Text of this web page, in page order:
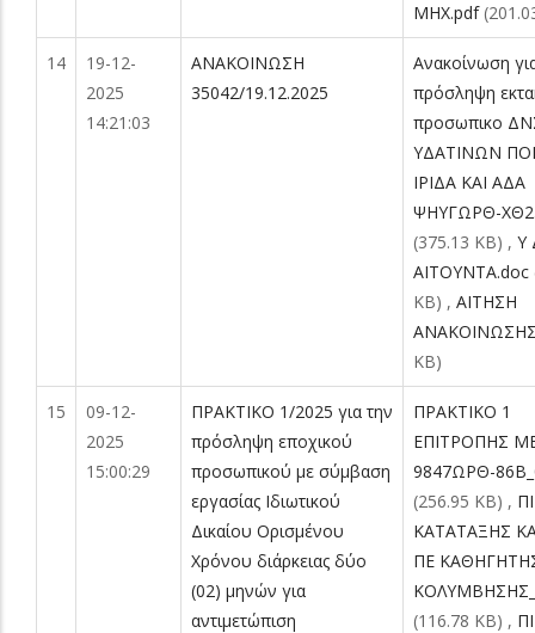
ΜΗΧ.pdf
14
19-12-
2025
14:21:03
ΑΝΑΚΟΙΝΩΣΗ
35042/19.12.2025
Ανακοίνωση
πρόσληψη
προσωπικο
ΥΔΑΤΙΝΩΝ
ΙΡΙΔΑ ΚΑΙ ΑΔΑ
ΨΗΥΓΩΡΘ-
(375.13 KB) , Υ
AITOYNTA.doc
KB) , ΑΙΤΗΣΗ
KB)
15
09-12-
2025
15:00:29
ΠΡΑΚΤΙΚΟ 1/2025 για την
πρόσληψη εποχικού
προσωπικού με σύμβαση
εργασίας Ιδιωτικού
Δικαίου Ορισμένου
Χρόνου διάρκειας δύο
(02) μηνών για
αντιμετώπιση
ΠΡΑΚΤΙΚΟ 1
ΕΠΙΤΡΟΠΗΣ
9847ΩΡΘ-
(256.95 KB) ,
ΚΑΤΑΤΑΞΗΣ
ΠΕ
(116.78 KB) ,